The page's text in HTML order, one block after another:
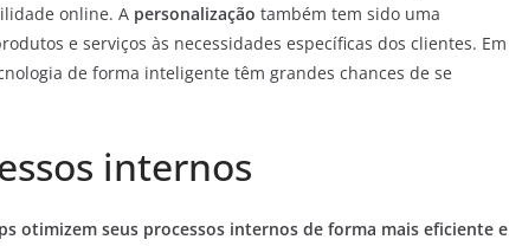
online. A personalização também tem sido uma
e serviços às necessidades específicas dos clientes. Em
de forma inteligente têm grandes chances de se
internos
otimizem seus processos internos de forma mais eficiente e